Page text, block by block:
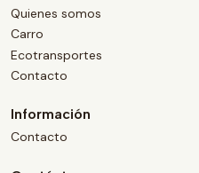
Quienes somos
Carro
Ecotransportes
Contacto
Información
Contacto